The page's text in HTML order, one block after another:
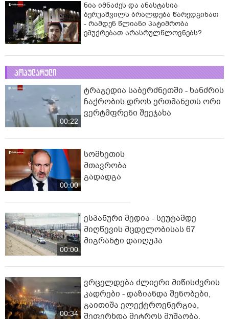
ნია იმნაძეს და ანასტასია
ბერუაშვილს ბრალდება წარედგინათ
- რამდენ წლიანი პატიმრობა
ემუქრებათ არასრულწლოვნებს?
პოპულარული
00:22
ტრაგედია საბერძნეთში - ხანძრის
ჩაქრობის დროს ერთმანეთს ორი
ვერტმფრენი შეეჯახა
00:00
სომხეთის
მთავრობა
გადადგა
00:00
ესპანური მედია - სეუტამდე
მიღწევის მცდელობისას 67
მიგრანტი დაიღუპა
00:34
ვრცელდება ძლიერი მიწისძვრის
კადრები - დაზიანდა შენობები,
გაითიშა ელექტროენერგია,
შეფერხდა მეტროს მუშაობა,